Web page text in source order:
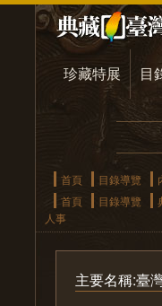
珍藏特展 目
首頁 目錄導覽
首頁
目錄導覽
人事
主要名稱:臺